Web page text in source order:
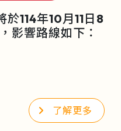
114年10月11日8
影響路線如下：
了解更多